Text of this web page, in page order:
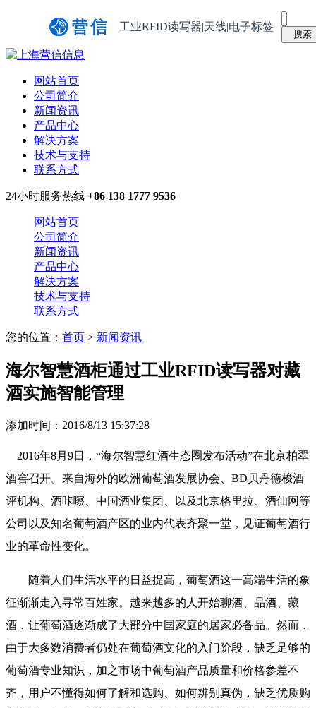
工业RFID读写器|天线|电子标签
网站首页
公司简介
新闻资讯
产品中心
解决方案
技术与支持
联系方式
24小时服务热线 +86 138 1777 9536
网站首页
公司简介
新闻资讯
产品中心
解决方案
技术与支持
联系方式
您的位置： 首页 > 新闻资讯
海尔智慧酒柜通过工业RFID读写器对藏
酒实施智能管理
添加时间：2016/8/13 15:37:28
2016年8月9日，“海尔智慧红酒生态圈发布活动”在北京柏翠
酒窖召开。来自海外的欧洲葡萄酒发展协会、BD贝丹德梭酒
评机构、酒咔嚓、中国酒业集团、以及北京格里拉、酒仙网等
公司以及知名葡萄酒产区的业内代表齐聚一堂，见证葡萄酒行
业的革命性变化。
随着人们生活水平的日益提高，葡萄酒这一高端生活的象
征渐渐走入寻常百姓家。越来越多的人开始聊酒、品酒、藏
酒，让葡萄酒逐渐成了大部分中国家庭的居家必备品。然而，
由于大多数消费者仍处在葡萄酒文化的入门阶段，缺乏足够的
葡萄酒专业知识，加之市场中葡萄酒产品质量和价格参差不
齐，用户不懂得如何了解和选购、如何辨别真伪，缺乏优质购